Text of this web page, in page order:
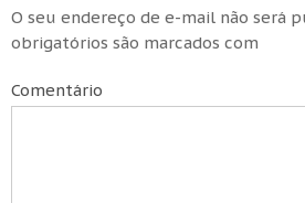
O seu endereço de e-mail não será
obrigatórios são marcados com
Comentário